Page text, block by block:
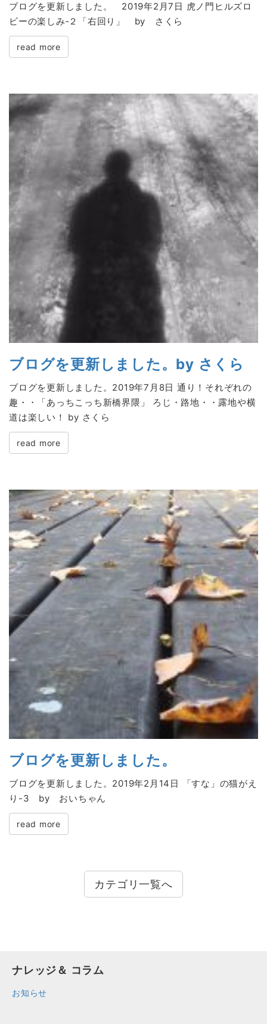
ブログを更新しました。 2019年2月7日 虎ノ門ヒルズロ
ビーの楽しみ‐２「右回り」 by さくら
read more
ブログを更新しました。by さくら
ブログを更新しました。2019年7月8日 通り！それぞれの
趣・・「あっちこっち新橋界隈」 ろじ・路地・・露地や横
道は楽しい！ by さくら
read more
ブログを更新しました。
ブログを更新しました。2019年2月14日 「すな」の猫がえ
り-3 by おいちゃん
read more
カテゴリ一覧へ
ナレッジ＆ コラム
お知らせ